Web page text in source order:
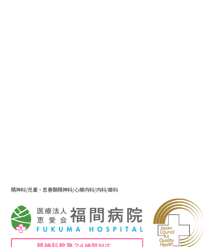
精神科/児童・思春期精神科/心療内科/内科/歯科